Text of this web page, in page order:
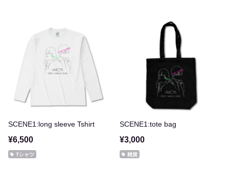
SCENE1:long sleeve Tshirt
¥6,500
Tシャツ
SCENE1:tote bag
¥3,000
雑貨